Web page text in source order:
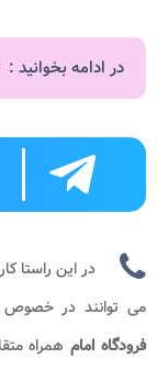
در ادامه بخوانید :
در این راستا
می توانند در
فرودگاه امامهمراه